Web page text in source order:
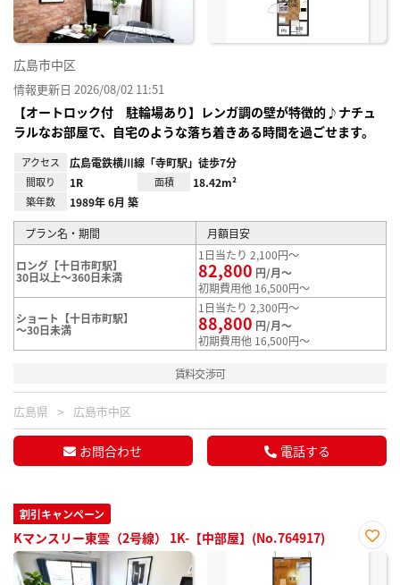
広島市中区
情報更新日 2026/08/02 11:51
【オートロック付 駐輪場あり】レンガ調の壁が特徴的♪ナチュ
ラルなお部屋で、自宅のような落ち着きある時間を過ごせます。
アクセス 広島電鉄横川線「寺町駅」徒歩7分
間取り 1R 面積 18.42m²
築年数 1989年 6月 築
プラン名・期間 月額目安
ロング【十日市町駅】
30日以上～360日未満
1日当たり 2,100円～
82,800 円/月～
初期費用他 16,500円～
ショート【十日市町駅】
～30日未満
1日当たり 2,300円～
88,800 円/月～
初期費用他 16,500円～
賃料交渉可
広島県 広島市中区
お問合わせ 電話する
割引キャンペーン
Kマンスリー東雲（2号線） 1K-【中部屋】(No.764917)
お気